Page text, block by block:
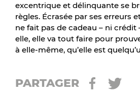
excentrique et délinquante se
règles. Écrasée par ses erreurs
ne fait pas de cadeau – ni
elle, elle va tout faire pour
à elle-même, qu’elle est
PARTAGER